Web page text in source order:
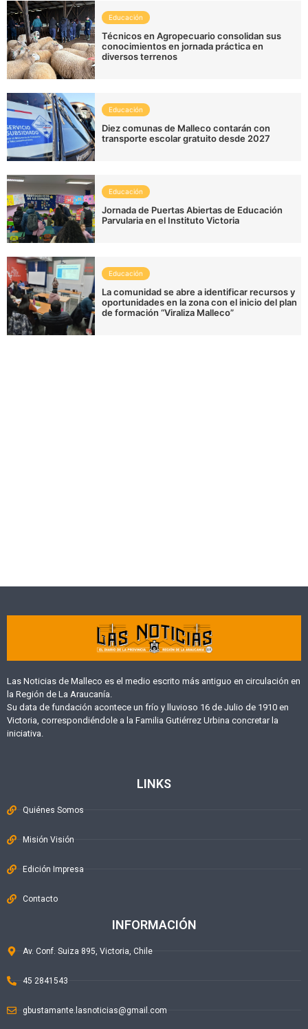
Educación
Técnicos en Agropecuario consolidan sus
conocimientos en jornada práctica en
diversos terrenos
Educación
Diez comunas de Malleco contarán con
transporte escolar gratuito desde 2027
Educación
Jornada de Puertas Abiertas de Educación
Parvularia en el Instituto Victoria
Educación
La comunidad se abre a identificar recursos y
oportunidades en la zona con el inicio del plan
de formación “Viraliza Malleco”
Las Noticias de Malleco es el medio escrito más antiguo en circulación en
la Región de La Araucanía.
Su data de fundación acontece un frío y lluvioso 16 de Julio de 1910 en
Victoria, correspondiéndole a la Familia Gutiérrez Urbina concretar la
iniciativa.
LINKS
Quiénes Somos
Misión Visión
Edición Impresa
Contacto
INFORMACIÓN
Av. Conf. Suiza 895, Victoria, Chile
45 2841543
gbustamante.lasnoticias@gmail.com